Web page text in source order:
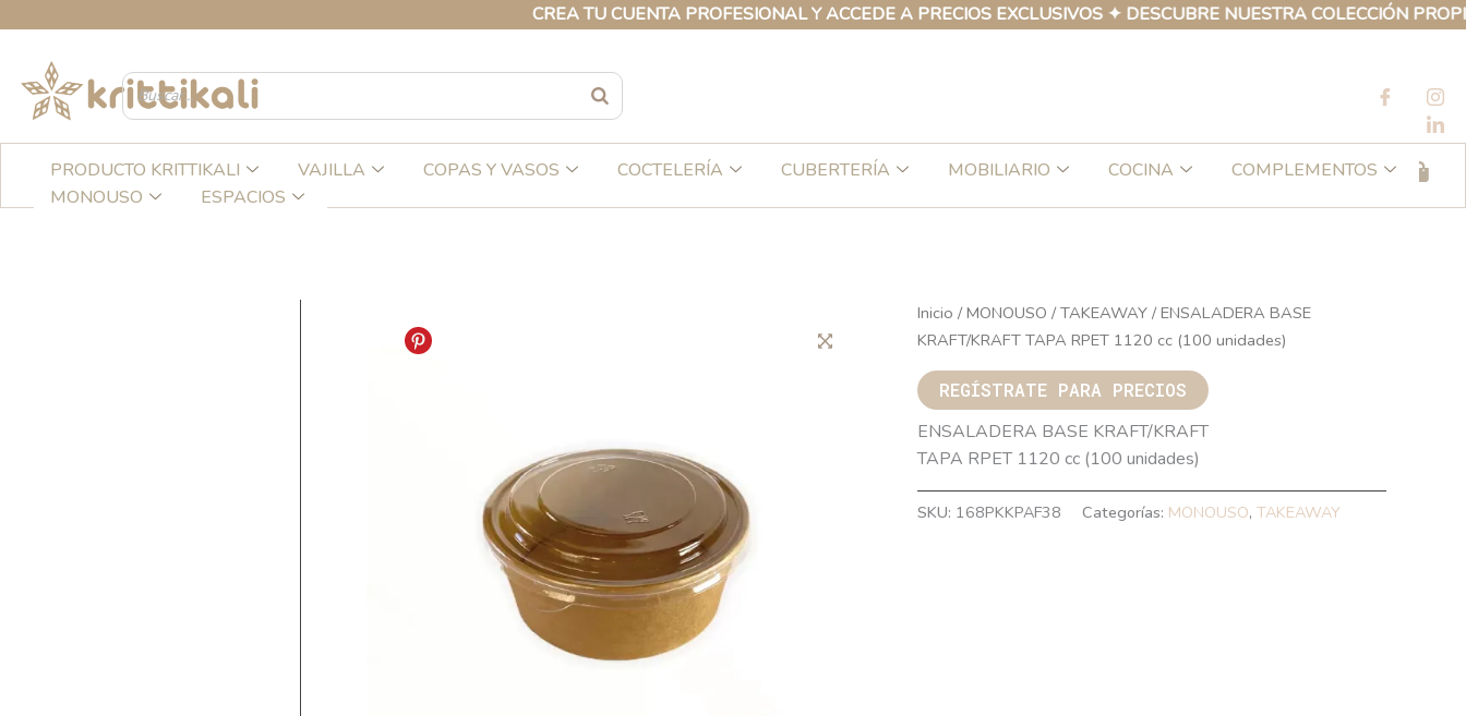
CREA TU CUENTA PROFESIONAL Y ACCEDE A PRECIOS EXCLUSIVOS ✦ DESCUBRE NUESTRA COLECCIÓN PROPIA DE
contenido
PRODUCTO KRITTIKALI VAJILLA COPAS Y VASOS COCTELERÍA CUBERTERÍA MOBILIARIO COCINA
COMPLEMENTOS
MONOUSO
ESPACIOS
Inicio / MONOUSO / TAKEAWAY/ ENSALADERA BASE
KRAFT/KRAFT TAPA RPET 1120 cc (100 unidades)
REGÍSTRATE PARA PRECIOS
ENSALADERA BASE KRAFT/KRAFT
TAPA RPET 1120 cc (100 unidades)
SKU: 168PKKPAF38 Categorías: MONOUSO, TAKEAWAY